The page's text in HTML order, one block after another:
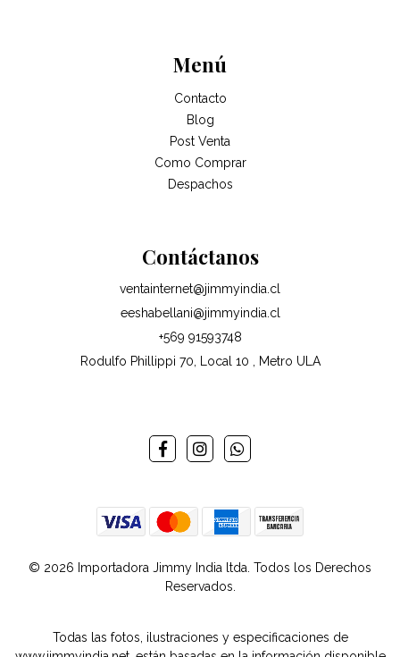
Menú
Contacto
Blog
Post Venta
Como Comprar
Despachos
Contáctanos
ventainternet@jimmyindia.cl
eeshabellani@jimmyindia.cl
+569 91593748
Rodulfo Phillippi 70, Local 10 , Metro ULA
© 2026 Importadora Jimmy India ltda. Todos los Derechos
Reservados.
Todas las fotos, ilustraciones y especificaciones de